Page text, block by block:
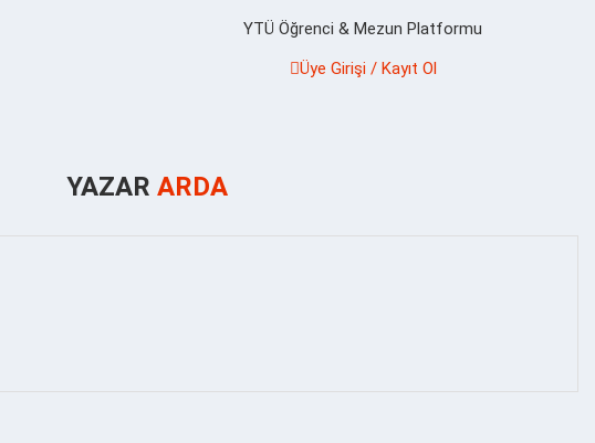
YTÜ Öğrenci & Mezun Platformu
Üye Girişi / Kayıt Ol
YAZAR ARDA